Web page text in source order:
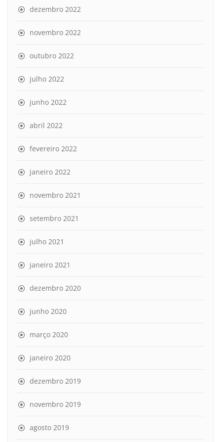
dezembro 2022
novembro 2022
outubro 2022
julho 2022
junho 2022
abril 2022
fevereiro 2022
janeiro 2022
novembro 2021
setembro 2021
julho 2021
janeiro 2021
dezembro 2020
junho 2020
março 2020
janeiro 2020
dezembro 2019
novembro 2019
agosto 2019